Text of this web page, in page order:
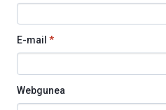
E-mail *
Webgunea